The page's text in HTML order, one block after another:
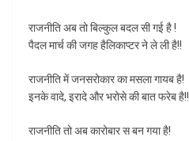
राजनीति अब तो बिल्कुल बदल सी गई है !
पैदल मार्च की जगह हैलिकाप्टर ने ले ली है!!
राजनीति में जनसरोकार का मसला गायब है!
इनके वादे, इरादे और भरोसे की बात फरेब है!!
राजनीति तो अब कारोबार स बन गया है!